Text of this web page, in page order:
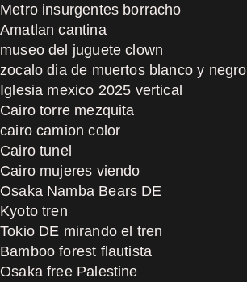
Metro insurgentes borracho
Amatlan cantina
museo del juguete clown
zocalo dia de muertos blanco y negro
Iglesia mexico 2025 vertical
Cairo torre mezquita
cairo camion color
Cairo tunel
Cairo mujeres viendo
Osaka Namba Bears DE
Kyoto tren
Tokio DE mirando el tren
Bamboo forest flautista
Osaka free Palestine